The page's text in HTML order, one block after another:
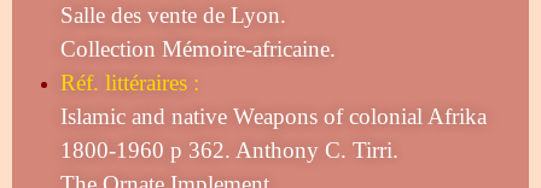
Salle des vente de Lyon.
Collection Mémoire-africaine.
Réf. littéraires :
Islamic and native Weapons of colonial Afrika
1800-1960 p 362. Anthony C. Tirri.